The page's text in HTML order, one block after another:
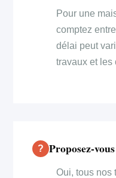
Pour une
comptez
délai peut
travaux et les
Proposez-
Oui, tous nos